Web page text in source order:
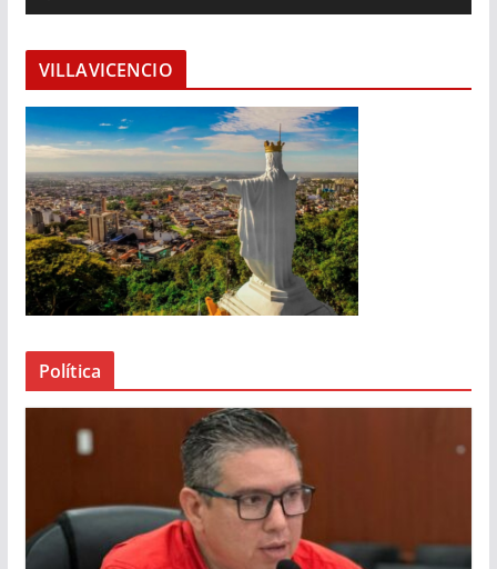
e
o
d
u
c
t
o
r
d
e
VILLAVICENCIO
Política